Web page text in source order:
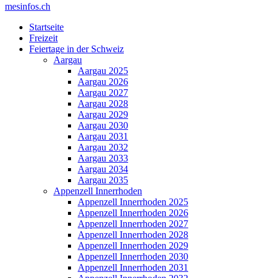
mesinfos.ch
Startseite
Freizeit
Feiertage in der Schweiz
Aargau
Aargau 2025
Aargau 2026
Aargau 2027
Aargau 2028
Aargau 2029
Aargau 2030
Aargau 2031
Aargau 2032
Aargau 2033
Aargau 2034
Aargau 2035
Appenzell Innerrhoden
Appenzell Innerrhoden 2025
Appenzell Innerrhoden 2026
Appenzell Innerrhoden 2027
Appenzell Innerrhoden 2028
Appenzell Innerrhoden 2029
Appenzell Innerrhoden 2030
Appenzell Innerrhoden 2031